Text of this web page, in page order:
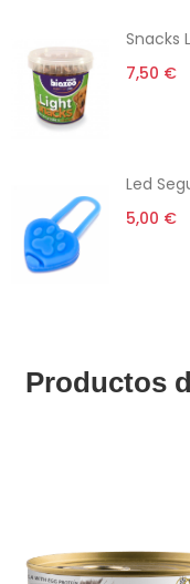
Snacks
7,50 €
Led
5,00 €
Productos